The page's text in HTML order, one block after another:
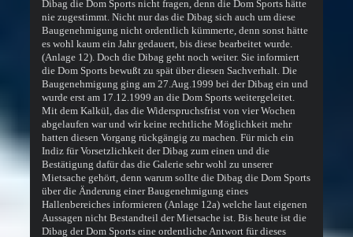
Dibag die Dom Sports nicht fragen, denn die Dom Sports hätte
nie zugestimmt. Nicht nur das die Dibag sich auch um diese
Baugenehmigung nicht ordentlich kümmerte, denn sonst hätte
es wohl kaum ein Jahr gedauert, bis diese bearbeitet wurde.
(Anlage 12). Doch die Dibag geht noch weiter. Sie informiert
die Dom Sports bewußt zu spät über diesen Sachverhalt. Die
Baugenehmigung ging am 27.Aug.1999 bei der Dibag ein und
wurde erst am 17.12.1999 an die Dom Sports weitergeleitet.
Mit dem Kalkül, das die Widerspruchsfrist von vier Wochen
abgelaufen war und wir keine rechtliche Möglichkeit mehr
hatten diesen Vorgang rückgängig zu machen. Für mich ein
Indiz für Vorsetzlichkeit der Dibag zum einen und die
Bestätigung dafür das die Galerie sehr wohl zu unserer
Mietsache gehört, denn warum sollte die Dibag die Dom Sports
über die Änderung einer Baugenehmigung eines
Hallenbereiches informieren (Anlage 12a) welche laut eigenen
Aussagen nicht Bestandteil der Mietsache ist. Bis heute ist die
Dibag der Dom Sports eine ordentliche Antwort für dieses